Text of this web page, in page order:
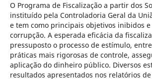
O Programa de Fiscalização a partir dos
instituído pela Controladoria Geral da
e tem como principais objetivos inibidos
corrupção. A esperada eficácia da
pressuposto o processo de estímulo,
práticas mais rigorosas de controle,
aplicação do dinheiro público. Diversos
resultados apresentados nos relatórios